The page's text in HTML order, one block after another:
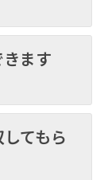
ます
てもら